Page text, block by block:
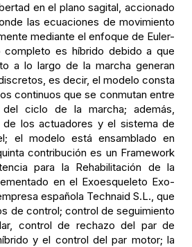
en el plano sagital, accionado
las ecuaciones de movimiento
mediante el enfoque de Euler-
completo es híbrido debido a que
a lo largo de la marcha generan
es decir, el modelo consta
continuos que se conmutan entre
ciclo de la marcha; además,
de los actuadores y el sistema de
el modelo está ensamblado en
contribución es un Framework
para la Rehabilitación de la
en el Exoesqueleto Exo-
española Technaid S.L., que
de control; control de seguimiento
control de rechazo del par de
y el control del par motor; la